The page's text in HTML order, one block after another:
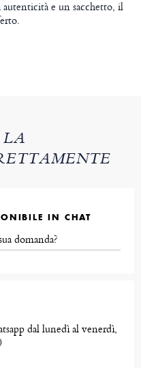
e un sacchetto, il
IN CHAT
domanda?
dal lunedì al venerdì,